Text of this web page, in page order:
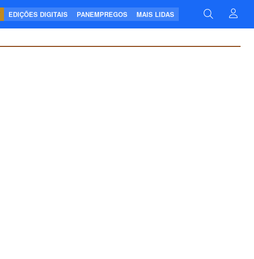
EDIÇÕES DIGITAIS PANEMPREGOS MAIS LIDAS